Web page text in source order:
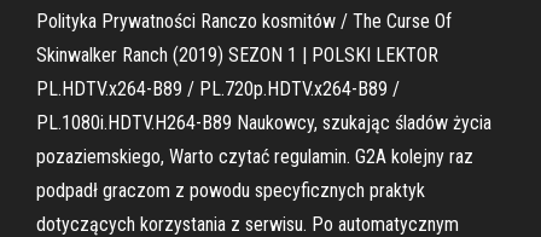
Polityka Prywatności Ranczo kosmitów / The Curse Of
Skinwalker Ranch (2019) SEZON 1 | POLSKI LEKTOR
PL.HDTV.x264-B89 / PL.720p.HDTV.x264-B89 /
PL.1080i.HDTV.H264-B89 Naukowcy, szukając śladów życia
pozaziemskiego, Warto czytać regulamin. G2A kolejny raz
podpadł graczom z powodu specyficznych praktyk
dotyczących korzystania z serwisu. Po automatycznym